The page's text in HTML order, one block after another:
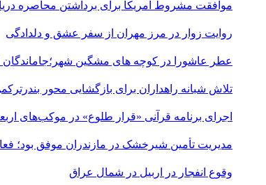
موافقت مشروط آمریکا برای برداشتن محاصره
روایت زوار در مرز مهران از سفر عشق و دلدادگی
عطر عاشورا در کوچه های مشگین شهر؛جاماندگان
تلاش شبانه راهداران برای بازگشایی محور
اجرای برنامه قرآنی «قرار طلوع» در موکب‌های
مدیریت تأمین شیرخشک در مازندران موفق بود؛ فعالیت ۸۵۰ داروخانه
وقوع انفجار در اربیل در شمال عراق